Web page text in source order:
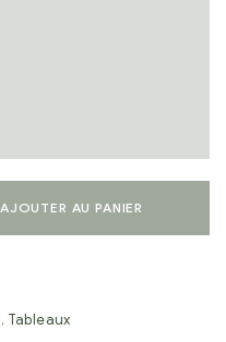
AJOUTER AU PANIER
, Tableaux